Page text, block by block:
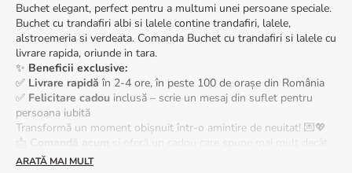
Buchet elegant, perfect pentru a multumi unei persoane speciale.
Buchet cu trandafiri albi si lalele contine trandafiri, lalele,
alstroemeria si verdeata. Comanda Buchet cu trandafiri si lalele cu
livrare rapida, oriunde in tara.
✨ Beneficii exclusive:
✅ Livrare rapidă în 2-4 ore, în peste 100 de orașe din România
✅ Felicitare cadou inclusă – scrie un mesaj din suflet pentru
persoana iubită
Transformă un moment obișnuit într-o amintire de neuitat! 💌💖
📩
Comandă acum
și oferă un cadou care spune mai mult decât
o mie de cuvinte!
ARATĂ MAI MULT